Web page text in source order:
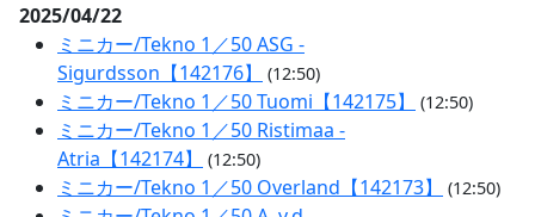
2025/04/22
ミニカー/Tekno 1／50 ASG -
Sigurdsson【142176】
(12:50)
ミニカー/Tekno 1／50 Tuomi【142175】 (12:50)
ミニカー/Tekno 1／50 Ristimaa -
Atria【142174】
(12:50)
ミニカー/Tekno 1／50 Overland【142173】 (12:50)